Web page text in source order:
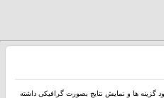
گزینه ها و نمایش نتایج بصورت گرافیکی داشته